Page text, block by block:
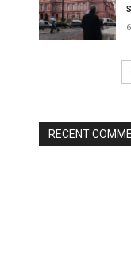
RECENT